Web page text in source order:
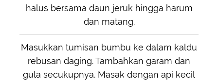
halus bersama daun jeruk hingga harum
dan matang.
Masukkan tumisan bumbu ke dalam kaldu
rebusan daging. Tambahkan garam dan
gula secukupnya. Masak dengan api kecil